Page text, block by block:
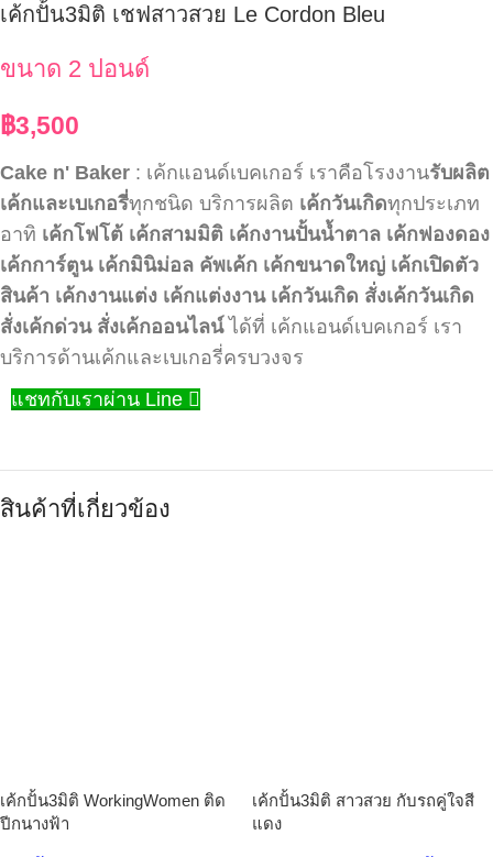
เค้กปั้น3มิติ เชฟสาวสวย Le Cordon Bleu
ขนาด 2 ปอนด์
฿3,500
Cake n' Baker : เค้กแอนด์เบคเกอร์ เราคือโรงงานรับผลิต
เค้กและเบเกอรี่ทุกชนิด บริการผลิต เค้กวันเกิดทุกประเภท
อาทิ เค้กโฟโต้ เค้กสามมิติ เค้กงานปั้นน้ำตาล เค้กฟองดอง
เค้กการ์ตูน เค้กมินิม่อล คัพเค้ก เค้กขนาดใหญ่ เค้กเปิดตัว
สินค้า เค้กงานแต่ง เค้กแต่งงาน เค้กวันเกิด สั่งเค้กวันเกิด
สั่งเค้กด่วน สั่งเค้กออนไลน์ได้ที่ เค้กแอนด์เบคเกอร์ เรา
บริการด้านเค้กและเบเกอรี่ครบวงจร
แชทกับเราผ่าน Line
สินค้าที่เกี่ยวข้อง
เค้กปั้น3มิติ WorkingWomen ติด
ปีกนางฟ้า
เค้กปั้น3มิติ สาวสวย กับรถคู่ใจสี
แดง